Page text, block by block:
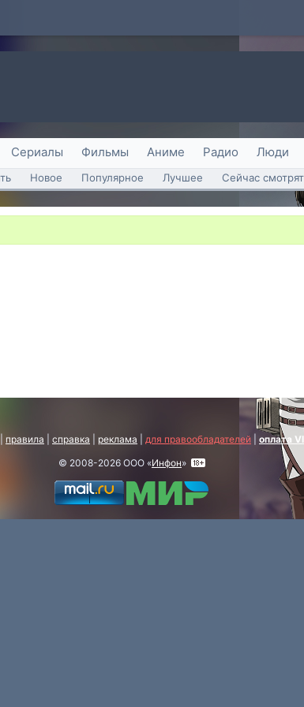
Сериалы Фильмы Аниме Радио Люди
Новое Популярное Лучшее Сейчас смотрят
правила справка реклама для правообладателей оплата
© 2008-2026 ООО «Инфон»